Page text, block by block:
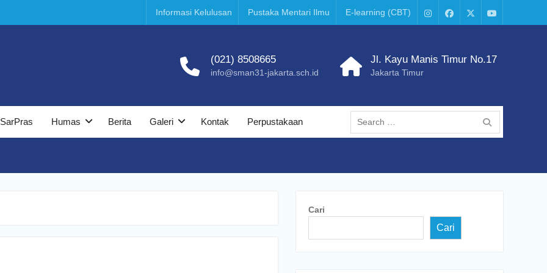
InstagramFacebook
X
Twitter
Youtube
Informasi Kelulusan Pustaka Mentari Ilmu E-learning (CBT)
(021) 8508665
info@sman31-jakarta.sch.id
Jl. Kayu Manis Timur No.17
Jakarta Timur
SarPras Humas Berita Galeri Kontak Perpustakaan
Search
for:
Cari
Cari